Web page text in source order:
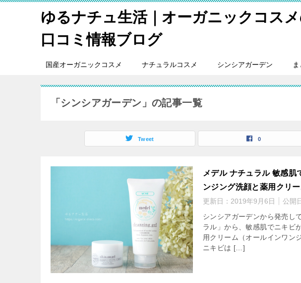
ゆるナチュ生活｜オーガニックコス
口コミ情報ブログ
国産オーガニックコスメ ナチュラルコスメ シンシアガーデン
「シンシアガーデン」の記事一覧
Tweet 0
メデル ナチュラル 敏感肌
ンジング洗顔と薬用クリ
更新日： 2019年9月6日 公開
シンシアガーデンから発売し
ラル」から、敏感肌でニキビ
用クリーム（オールインワン
ニキビは […]